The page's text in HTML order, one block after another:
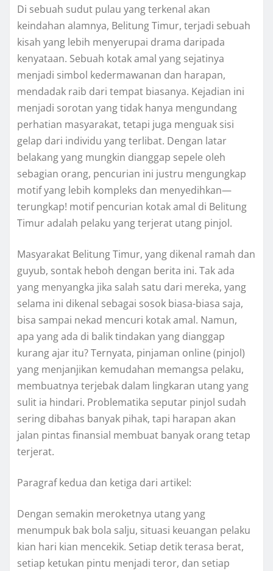
Di sebuah sudut pulau yang terkenal akan
keindahan alamnya, Belitung Timur, terjadi sebuah
kisah yang lebih menyerupai drama daripada
kenyataan. Sebuah kotak amal yang sejatinya
menjadi simbol kedermawanan dan harapan,
mendadak raib dari tempat biasanya. Kejadian ini
menjadi sorotan yang tidak hanya mengundang
perhatian masyarakat, tetapi juga menguak sisi
gelap dari individu yang terlibat. Dengan latar
belakang yang mungkin dianggap sepele oleh
sebagian orang, pencurian ini justru mengungkap
motif yang lebih kompleks dan menyedihkan—
terungkap! motif pencurian kotak amal di Belitung
Timur adalah pelaku yang terjerat utang pinjol.
Masyarakat Belitung Timur, yang dikenal ramah dan
guyub, sontak heboh dengan berita ini. Tak ada
yang menyangka jika salah satu dari mereka, yang
selama ini dikenal sebagai sosok biasa-biasa saja,
bisa sampai nekad mencuri kotak amal. Namun,
apa yang ada di balik tindakan yang dianggap
kurang ajar itu? Ternyata, pinjaman online (pinjol)
yang menjanjikan kemudahan memangsa pelaku,
membuatnya terjebak dalam lingkaran utang yang
sulit ia hindari. Problematika seputar pinjol sudah
sering dibahas banyak pihak, tapi harapan akan
jalan pintas finansial membuat banyak orang tetap
terjerat.
Paragraf kedua dan ketiga dari artikel:
Dengan semakin meroketnya utang yang
menumpuk bak bola salju, situasi keuangan pelaku
kian hari kian mencekik. Setiap detik terasa berat,
setiap ketukan pintu menjadi teror, dan setiap